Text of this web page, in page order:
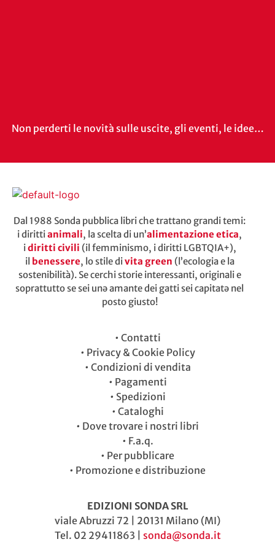
Non perderti le novità sulle uscite, gli eventi, le idee…
Dal 1988 Sonda pubblica libri che trattano grandi temi:
i dirittianimali, la scelta di un’alimentazione etica,
idiritti civili (il femminismo, i diritti LGBTQIA+),
il benessere, lo stile divita green (l’ecologia e la
sostenibilità). Se cerchi storie interessanti, originali e
soprattutto se sei unə amante dei gatti sei capitatə nel
posto giusto!
• Contatti
• Privacy & Cookie Policy
• Condizioni di vendita
• Pagamenti
• Spedizioni
• Cataloghi
• Dove trovare i nostri libri
• F.a.q.
• Per pubblicare
• Promozione e distribuzione
EDIZIONI SONDA SRL
viale Abruzzi 72 | 20131 Milano (MI)
Tel. 02 29411863 | sonda@sonda.it